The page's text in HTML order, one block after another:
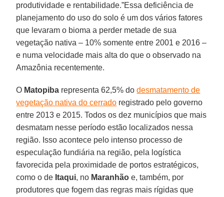
produtividade e rentabilidade.”Essa deficiência de
planejamento do uso do solo é um dos vários fatores
que levaram o bioma a perder metade de sua
vegetação nativa – 10% somente entre 2001 e 2016 –
e numa velocidade mais alta do que o observado na
Amazônia recentemente.
O Matopiba representa 62,5% dodesmatamento de
vegetação nativa do cerrado registrado pelo governo
entre 2013 e 2015. Todos os dez municípios que mais
desmatam nesse período estão localizados nessa
região. Isso acontece pelo intenso processo de
especulação fundiária na região, pela logística
favorecida pela proximidade de portos estratégicos,
como o de Itaqui, no Maranhão e, também, por
produtores que fogem das regras mais rígidas que